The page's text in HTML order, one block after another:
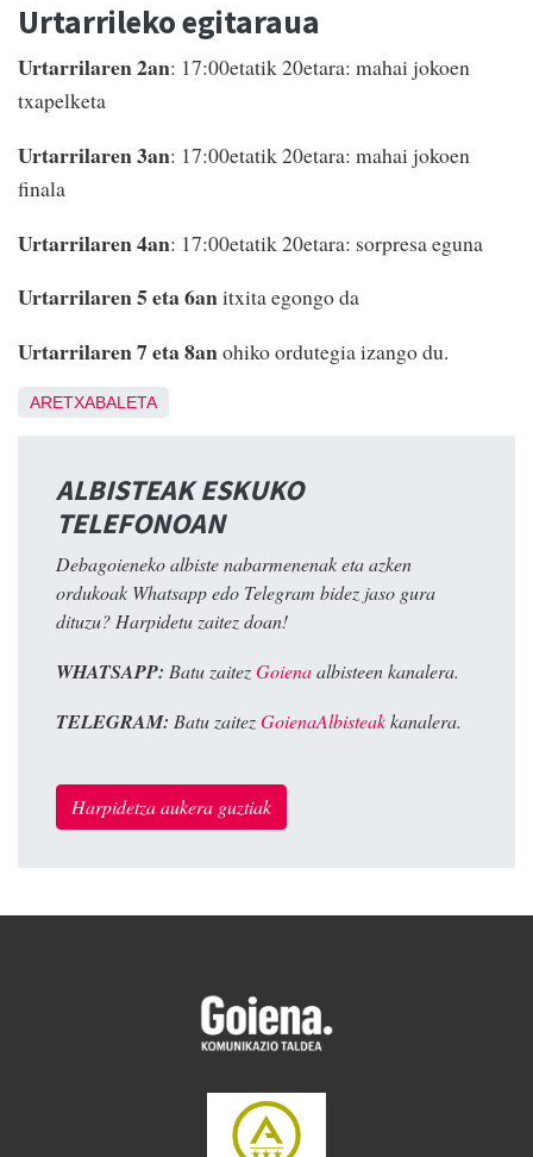
Urtarrileko egitaraua
Urtarrilaren 2an: 17:00etatik 20etara: mahai jokoen
txapelketa
Urtarrilaren 3an: 17:00etatik 20etara: mahai jokoen
finala
Urtarrilaren 4an: 17:00etatik 20etara: sorpresa eguna
Urtarrilaren 5 eta 6anitxita egongo da
Urtarrilaren 7 eta 8anohiko ordutegia izango du.
ARETXABALETA
ALBISTEAK ESKUKO
TELEFONOAN
Debagoieneko albiste nabarmenenak eta azken
ordukoak Whatsapp edo Telegram bidez jaso gura
dituzu? Harpidetu zaitez doan!
WHATSAPP: Batu zaitezGoienaalbisteen kanalera.
TELEGRAM: Batu zaitezGoienaAlbisteakkanalera.
Harpidetza aukera guztiak